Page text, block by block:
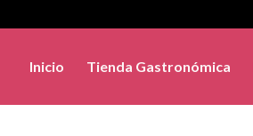
Inicio Tienda Gastronómica